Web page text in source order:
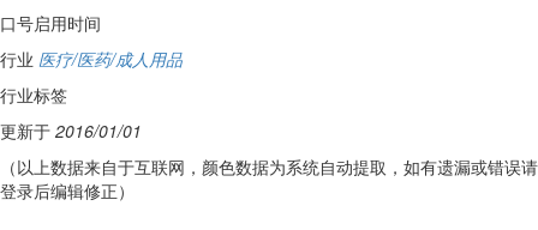
口号启用时间
行业 医疗/医药/成人用品
行业标签
更新于 2016/01/01
（以上数据来自于互联网，颜色数据为系统自动提取，如有遗漏或错误请
登录后编辑修正）